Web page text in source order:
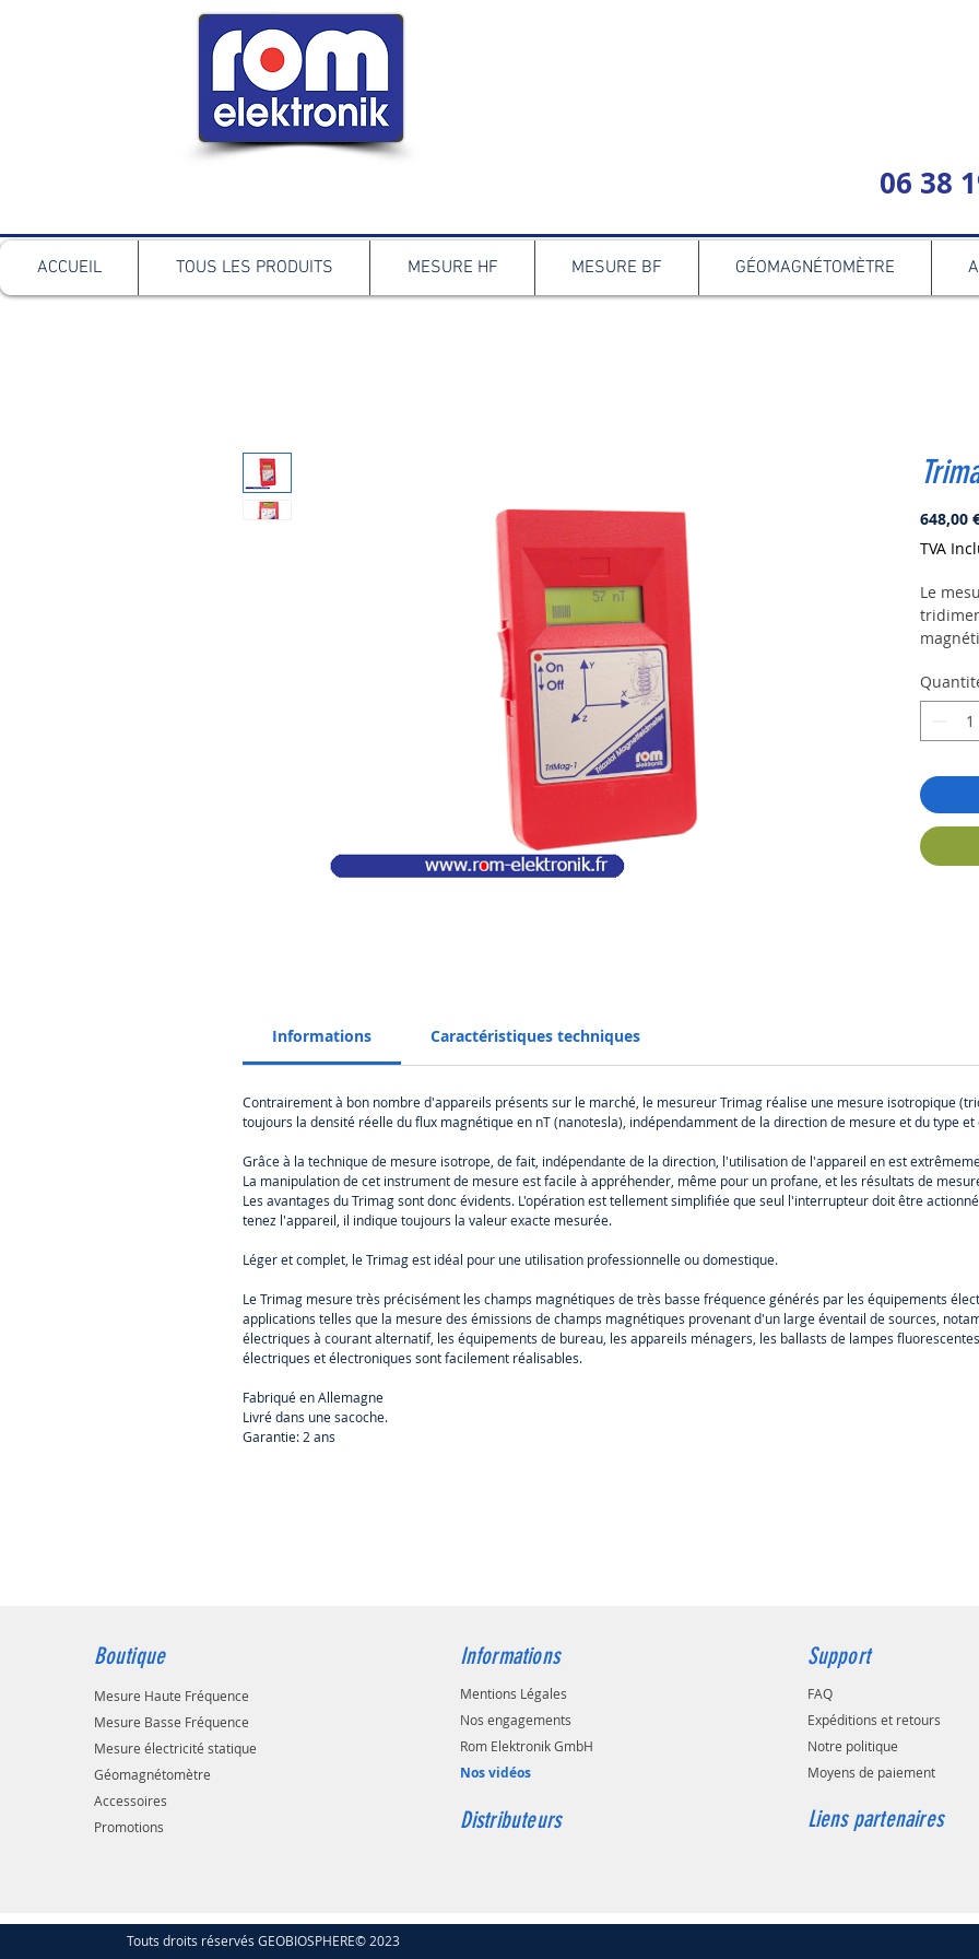
06 38
ACCUEIL TOUS LES PRODUITS MESURE HF MESURE BF GÉOMAGNÉTOMÈTRE
648,00
TVA
Le
toute
Informations Caractéristiques techniques
Contrairement à bon nombre d'appareils présents sur le marché, le mesureur Trimag réalise une mesure isotropique
toujours la densité réelle du flux magnétique en nT (nanotesla), indépendamment de la direction de mesure et du type
Grâce à la technique de mesure isotrope, de fait, indépendante de la direction, l'utilisation de l'appareil en est
La manipulation de cet instrument de mesure est facile à appréhender, même pour un profane, et les résultats de
Les avantages du Trimag sont donc évidents. L'opération est tellement simplifiée que seul l'interrupteur doit être
tenez l'appareil, il indique toujours la valeur exacte mesurée.
Léger et complet, le Trimag est idéal pour une utilisation professionnelle ou domestique.
Le Trimag mesure très précisément les champs magnétiques de très basse fréquence générés par les équipements
applications telles que la mesure des émissions de champs magnétiques provenant d'un large éventail de sources,
électriques à courant alternatif, les équipements de bureau, les appareils ménagers, les ballasts de lampes
électriques et électroniques sont facilement réalisables.
Fabriqué en Allemagne
Livré dans une sacoche.
Garantie: 2 ans
Boutique
Mesure Haute Fréquence
Mesure Basse Fréquence
Mesure électricité statique
Géomagnétomètre
Accessoires
Promotions
Informations
Mentions Légales
Nos engagements
Rom Elektronik GmbH
Nos vidéos
Distributeurs
Support
FAQ
Expéditions et retours
Notre politique
Moyens de paiement
Liens partenaires
Touts droits réservés GEOBIOSPHERE© 2023